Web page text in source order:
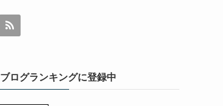
ブログランキングに登録中